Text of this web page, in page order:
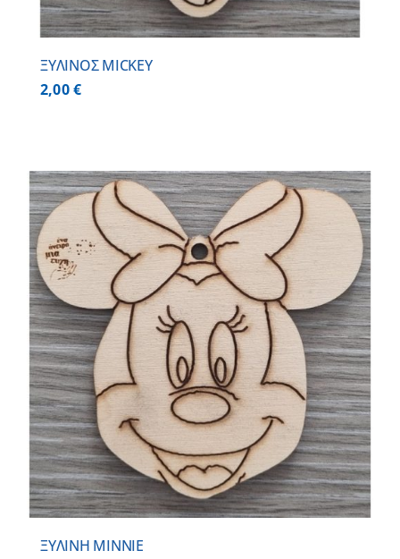
ΞΥΛΙΝΟΣ MICKEY
2,00€
ΞΥΛΙΝΗ MINNIE